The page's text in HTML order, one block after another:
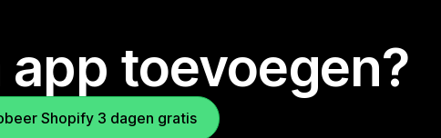
app toevoegen?
Shopify 3 dagen gratis